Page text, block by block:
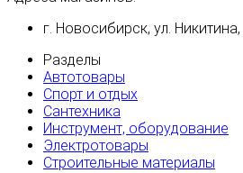
г. Новосибирск, ул.
Разделы
Автотовары
Спорт и отдых
Сантехника
Инструмент, оборудование
Электротовары
Строительные материалы